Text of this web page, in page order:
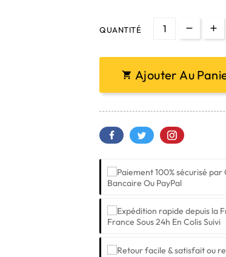
QUANTITÉ
 Ajouter Au
Bancaire Ou PayPal
France Sous 24h En Colis Suivi